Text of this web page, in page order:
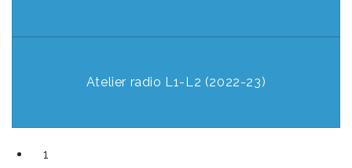
Atelier radio L1-L2 (2022-23)
1